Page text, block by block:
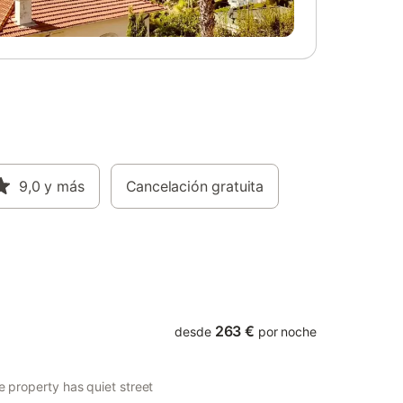
Se
de
de los
para refrescarse en los días soleados. El
anfitrión recomienda explorar la zona de
Pinares Soriana, cerca del Cañón del Río
Lobos, así como visitar lugares de interés
máximo de dos mascotas. La Chimenea
de Soria I y II son casas rurales de 4
estrellas, reconocidas oficialmente por la
9,0 y más Cancelación gratuita
property has quiet street
desde 263 € por noche